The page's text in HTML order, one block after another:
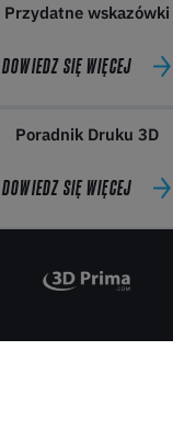
Przydatne wskazówki
DOWIEDZ SIĘ WIĘCEJ
Poradnik Druku 3D
DOWIEDZ SIĘ WIĘCEJ